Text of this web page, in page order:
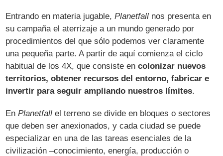
Entrando en materia jugable,Planetfall nos presenta en
su campaña el aterrizaje a un mundo generado por
procedimientos del que sólo podemos ver claramente
una pequeña parte. A partir de aquí comienza el ciclo
habitual de los 4X, que consiste encolonizar nuevos
territorios, obtener recursos del entorno, fabricar e
invertir para seguir ampliando nuestros límites.
EnPlanetfall el terreno se divide en bloques o sectores
que deben ser anexionados, y cada ciudad se puede
especializar en una de las tareas esenciales de la
civilización –conocimiento, energía, producción o